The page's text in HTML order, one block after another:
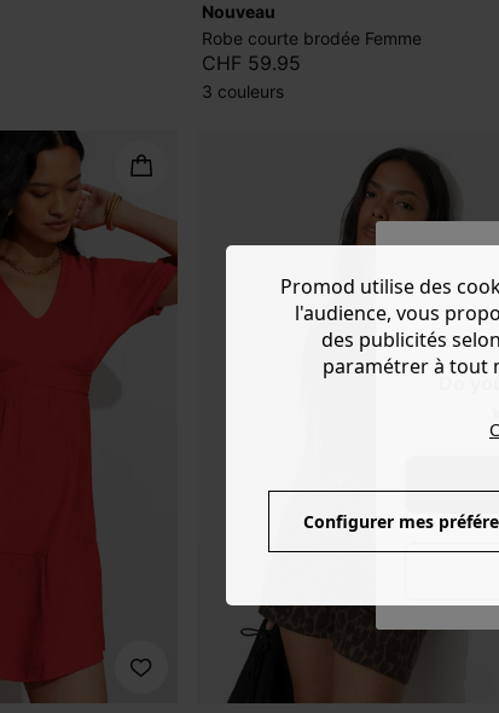
Do
nouveau
Robe courte brodée Femme
CHF 59.95
3 couleurs
Promod utilise des
l'audience, vous
des publicités
paramétrer à tout
Configurer mes